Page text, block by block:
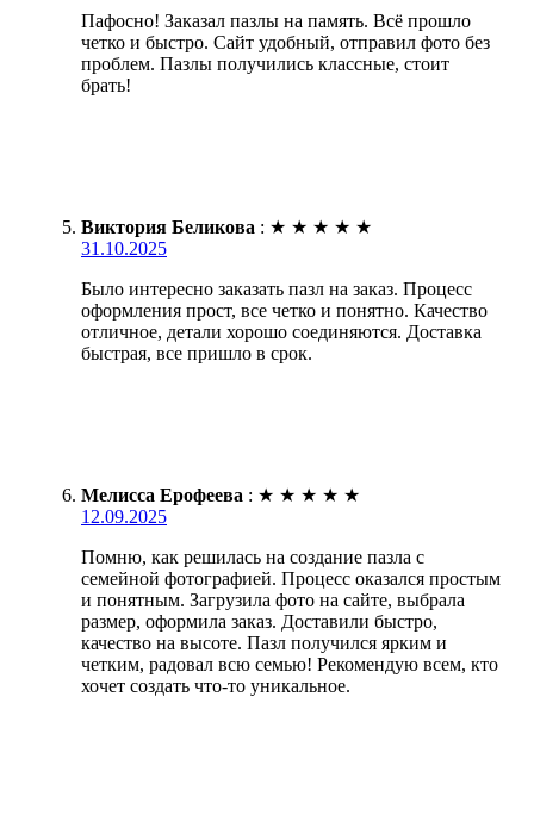
Пафосно! Заказал пазлы на память. Всё прошло
четко и быстро. Сайт удобный, отправил фото без
проблем. Пазлы получились классные, стоит
брать!
Виктория Беликова : ★ ★ ★ ★ ★
31.10.2025
Было интересно заказать пазл на заказ. Процесс
оформления прост, все четко и понятно. Качество
отличное, детали хорошо соединяются. Доставка
быстрая, все пришло в срок.
Мелисса Ерофеева : ★ ★ ★ ★ ★
12.09.2025
Помню, как решилась на создание пазла с
семейной фотографией. Процесс оказался простым
и понятным. Загрузила фото на сайте, выбрала
размер, оформила заказ. Доставили быстро,
качество на высоте. Пазл получился ярким и
четким, радовал всю семью! Рекомендую всем, кто
хочет создать что-то уникальное.